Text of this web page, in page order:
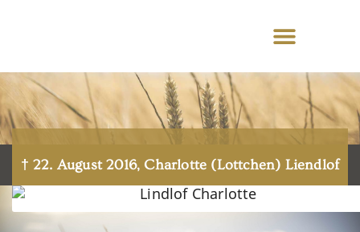
† 22. August 2016, Charlotte (Lottchen) Liendlof